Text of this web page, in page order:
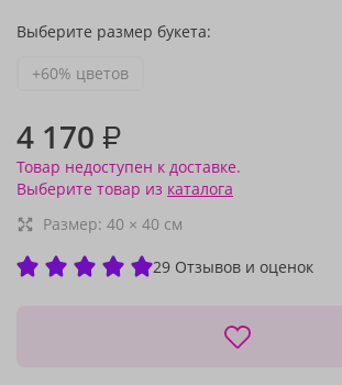
Выберите размер букета:
+60% цветов
4 170 ₽
Товар недоступен к доставке.
Выберите товар из каталога
Размер: 40 × 40 см
29 Отзывов и оценок